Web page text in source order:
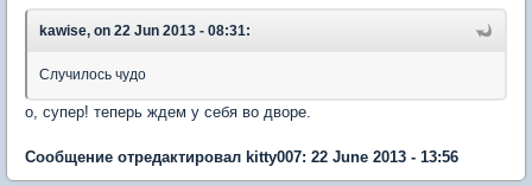
kawise, on 22 Jun 2013 - 08:31:
Случилось чудо
о, супер! теперь ждем у себя во дворе.
Сообщение отредактировал kitty007: 22 June 2013 - 13:56